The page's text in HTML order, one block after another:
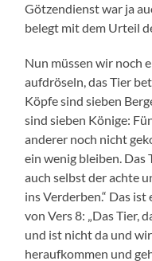
Götzendienst war ja
belegt mit dem Urteil
Nun müssen wir noch
aufdröseln, das Tier
Köpfe sind sieben
sind sieben Könige:
anderer noch nicht
ein wenig bleiben. Das
auch selbst der achte
ins Verderben.“ Das
von Vers 8: „Das Tier,
und ist nicht da und
heraufkommen und